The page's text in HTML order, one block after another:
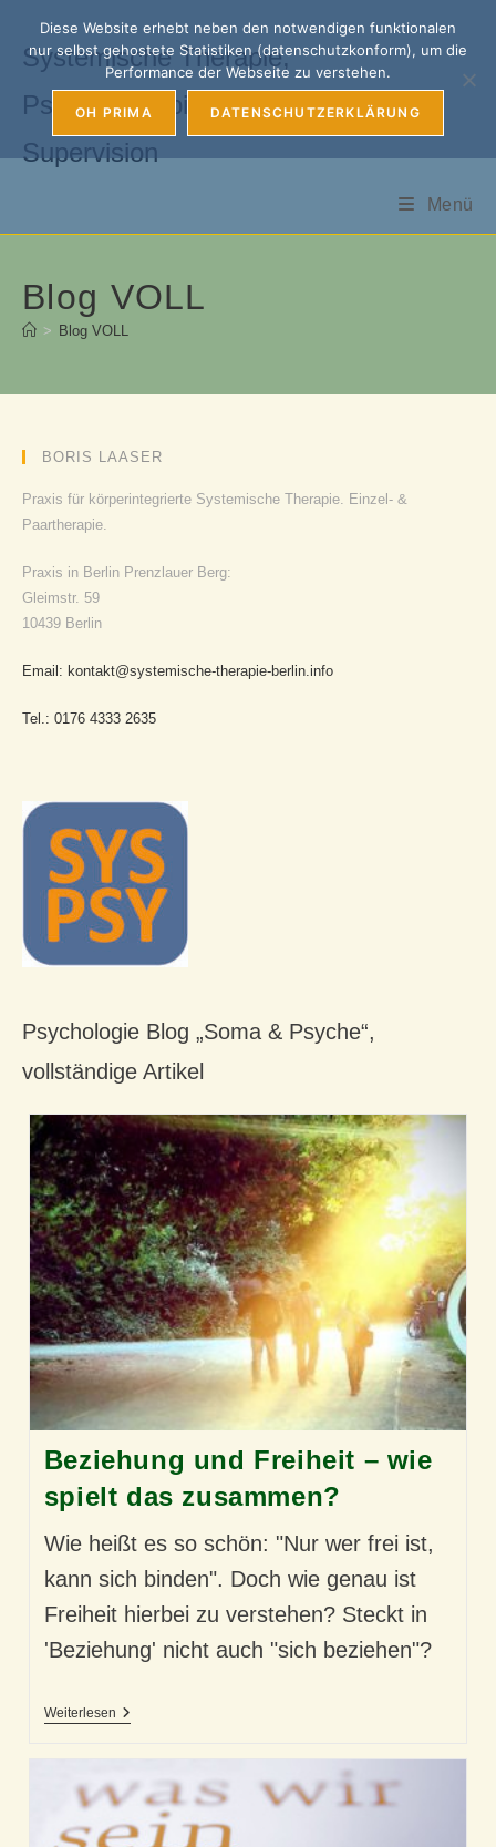
springen
Systemische Therapie,
Psychotherapie, Coaching &
Supervision
Menü
Blog VOLL
> Blog VOLL
BORIS LAASER
Praxis für körperintegrierte Systemische Therapie. Einzel- &
Paartherapie.
Praxis in Berlin Prenzlauer Berg:
Gleimstr. 59
10439 Berlin
Email: kontakt@systemische-therapie-berlin.info
Tel.: 0176 4333 2635
Psychologie Blog „Soma & Psyche“,
vollständige Artikel
Beziehung und Freiheit – wie
spielt das zusammen?
Wie heißt es so schön: "Nur wer frei ist,
kann sich binden". Doch wie genau ist
Freiheit hierbei zu verstehen? Steckt in
'Beziehung' nicht auch "sich beziehen"?
WeiterlesenBeziehung
Wie
Spielt
Zusammen?
Diese Website erhebt neben den notwendigen funktionalen
nur selbst gehostete Statistiken (datenschutzkonform), um die
Performance der Webseite zu verstehen.
OH PRIMA DATENSCHUTZERKLÄRUNG